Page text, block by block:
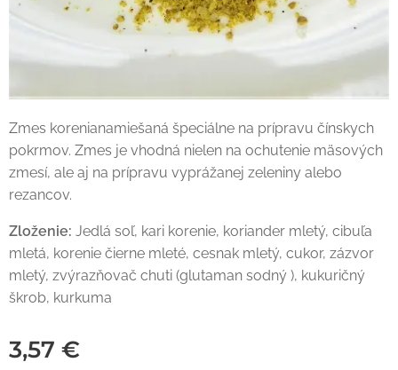
Zmes korenianamiešaná špeciálne na prípravu čínskych
pokrmov. Zmes je vhodná nielen na ochutenie mäsových
zmesí, ale aj na prípravu vyprážanej zeleniny alebo
rezancov.
Zloženie: Jedlá soľ, kari korenie, koriander mletý, cibuľa
mletá, korenie čierne mleté, cesnak mletý, cukor, zázvor
mletý, zvýrazňovač chuti (glutaman sodný ), kukuričný
škrob, kurkuma
3,57 €